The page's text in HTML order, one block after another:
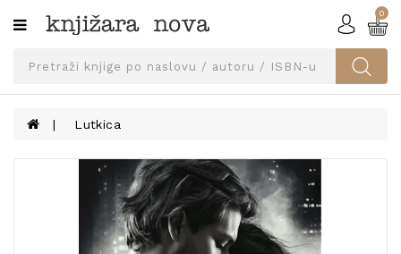
Kategorije
SVEUČILIŠNA
UDŽBENICI
KNJIGE
0
Lutkica